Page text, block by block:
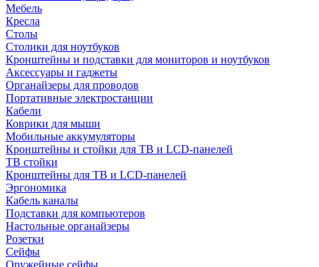
Мебель
Кресла
Столы
Столики для ноутбуков
Кронштейны и подставки для мониторов и ноутбуков
Аксессуары и гаджеты
Органайзеры для проводов
Портативные электростанции
Кабели
Коврики для мыши
Мобильные аккумуляторы
Кронштейны и стойки для ТВ и LCD-панелей
ТВ стойки
Кронштейны для ТВ и LCD-панелей
Эргономика
Кабель каналы
Подставки для компьютеров
Настольные органайзеры
Розетки
Сейфы
Оружейные сейфы